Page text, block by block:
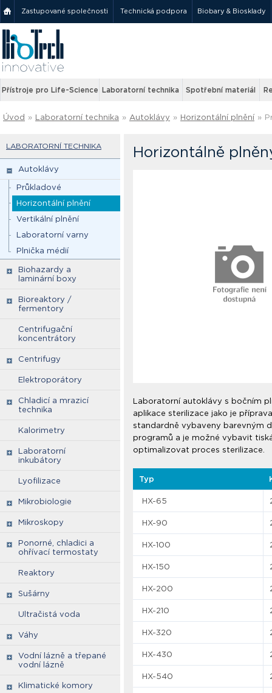
Zastupované společnosti Technická podpora Biobary & Biosklady
Přístroje pro Life-Science Laboratorní technika Spotřební materiál
Úvod » Laboratorní technika » Autoklávy » Horizontální plnění »
LABORATORNÍ TECHNIKA
Autoklávy
Průkladové
Horizontální plnění
Vertikální plnění
Laboratorní varny
Plnička médií
Biohazardy a
laminární boxy
Bioreaktory /
fermentory
Centrifugační
koncentrátory
Centrifugy
Elektroporátory
Chladicí a mrazicí
technika
Kalorimetry
Laboratorní
inkubátory
Lyofilizace
Mikrobiologie
Mikroskopy
Ponorné, chladici a
ohřívací termostaty
Reaktory
Sušárny
Ultračistá voda
Váhy
Vodní lázně a třepané
vodní lázně
Klimatické komory
Horizontálně
Laboratorní autoklávy s bočním
aplikace sterilizace jako je
standardně vybaveny barevným
programů a je možné vybavit
optimalizovat proces sterilizace.
Typ
HX-65
HX-90
HX-100
HX-150
HX-200
HX-210
HX-320
HX-430
HX-540